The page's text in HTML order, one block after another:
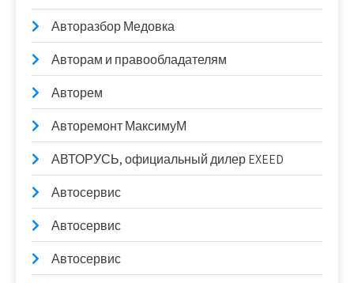
Авторазбор Медовка
Авторам и правообладателям
Авторем
Авторемонт МаксимуМ
АВТОРУСЬ, официальный дилер EXEED
Автосервис
Автосервис
Автосервис